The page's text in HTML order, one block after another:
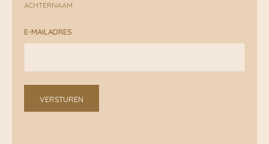
ACHTERNAAM
E-MAILADRES
VERSTUREN